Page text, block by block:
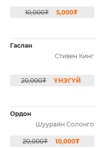
10,000₮ 5,000₮
Гаслан
Стивен Кинг
20,000₮ ҮНЭГҮЙ
Ордон
Шуурайн Солонго
20,000₮ 10,000₮